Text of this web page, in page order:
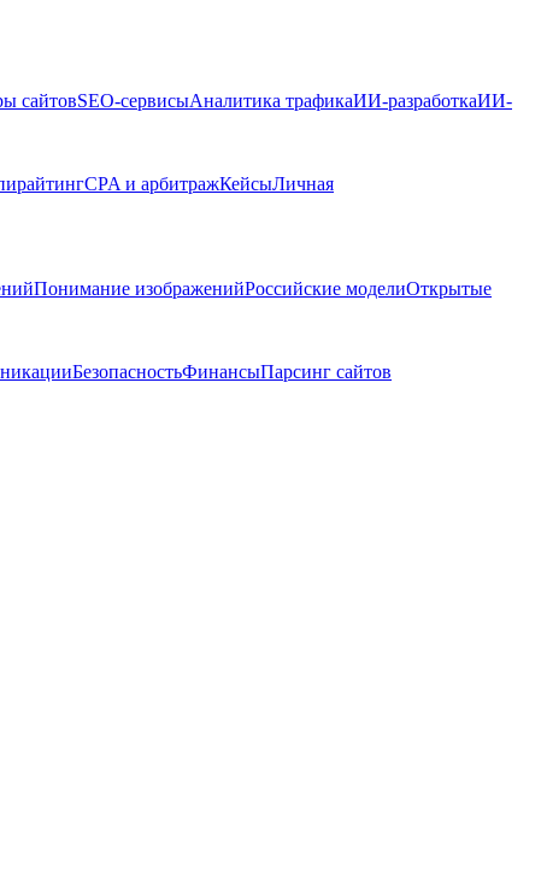
сайтовSEO-сервисыАналитика трафикаИИ-разработкаИИ-
CPA и арбитражКейсыЛичная
Понимание изображенийРоссийские моделиОткрытые
БезопасностьФинансыПарсинг сайтов